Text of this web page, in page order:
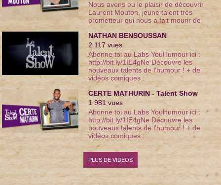
Nous avons eu le plaisir de découvrir
Laurent Mouton, jeune talent très
prometteur qui nous a fait mourir de
rire ! N'hésitez pas à le soutenir avec
plein de commentaires !!
NATHAN BENSOUSSAN
2 117 vues
Abonne toi au Labs YouHumour ici :
http://bit.ly/1IE4gNe Découvre les
nouveaux talents de l'humour ! + de
vidéos comiques :
http://www.youhumour.com
CERTE MATHURIN - Talent Show
1 981vues
Abonne toi au Labs YouHumour ici :
http://bit.ly/1IE4gNe Découvre les
nouveaux talents de l'humour ! + de
vidéos comiques :
http://www.youhumour.com
PLUS DE VIDEOS